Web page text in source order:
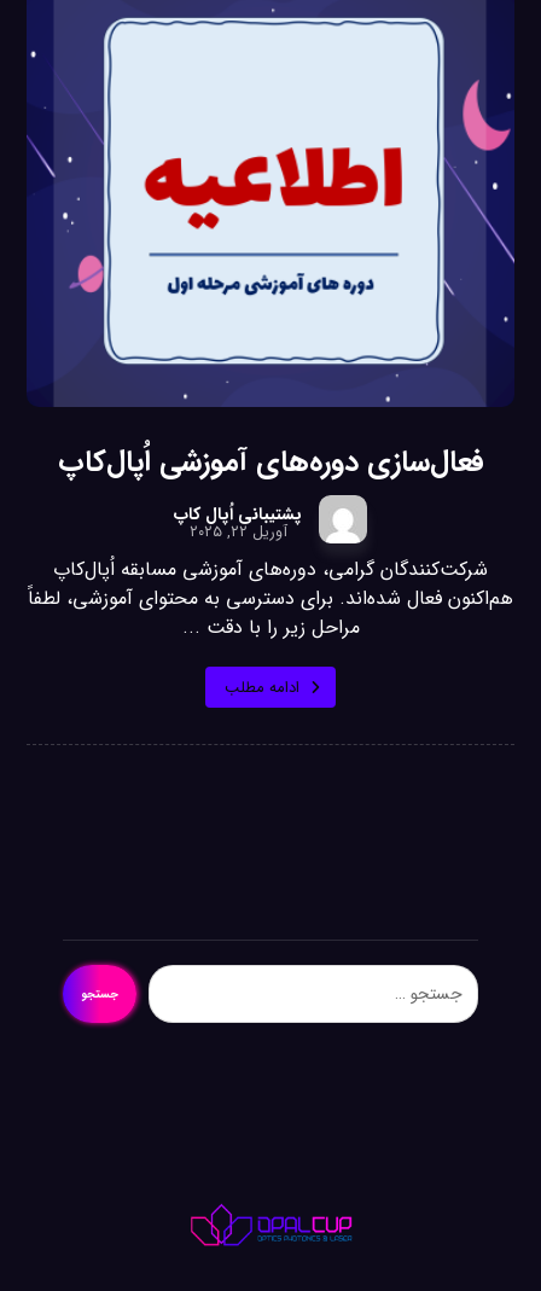
فعال‌سازی دوره‌های آموزشی اُپال‌کاپ
پشتیبانی اُپال کاپ
آوریل ۲۲, ۲۰۲۵
شرکت‌کنندگان گرامی، دوره‌های آموزشی مسابقه اُپال‌کاپ
هم‌اکنون فعال شده‌اند. برای دسترسی به محتوای آموزشی، لطفاً
مراحل زیر را با دقت ...
ادامه مطلب
جستجو